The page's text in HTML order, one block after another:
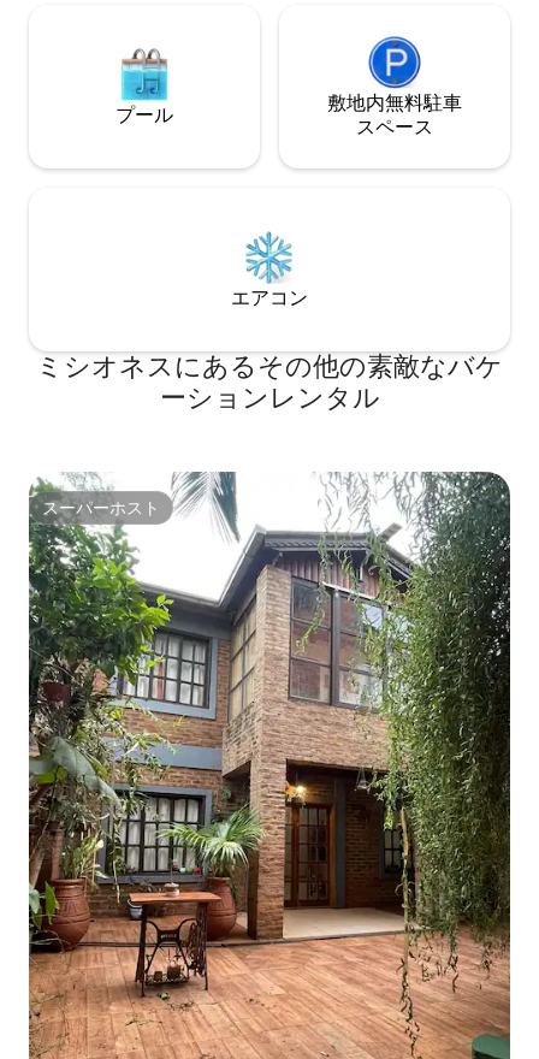
プール
敷地内無料駐⁠車
ス⁠ペ⁠ー⁠ス
エアコン
ミシオネスにあるその他の素敵なバケ
ーションレンタル
スーパーホスト
スーパーホスト